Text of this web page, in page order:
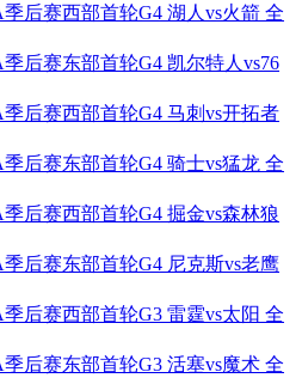
后赛西部首轮G4 湖人vs火箭 全
后赛东部首轮G4 凯尔特人vs76
季后赛西部首轮G4 马刺vs开拓者
后赛东部首轮G4 骑士vs猛龙 全
后赛西部首轮G4 掘金vs森林狼
季后赛东部首轮G4 尼克斯vs老鹰
后赛西部首轮G3 雷霆vs太阳 全
后赛东部首轮G3 活塞vs魔术 全